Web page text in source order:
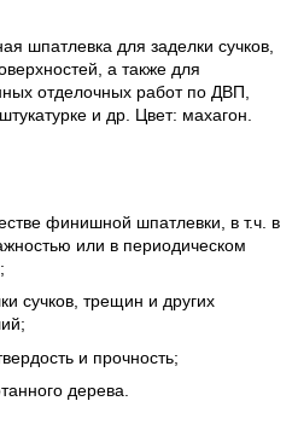
шпатлевка для заделки сучков,
а также для
отделочных работ по ДВП,
и др. Цвет: махагон.
финишной шпатлевки, в т.ч. в
или в периодическом
сучков, трещин и других
и прочность;
дерева.